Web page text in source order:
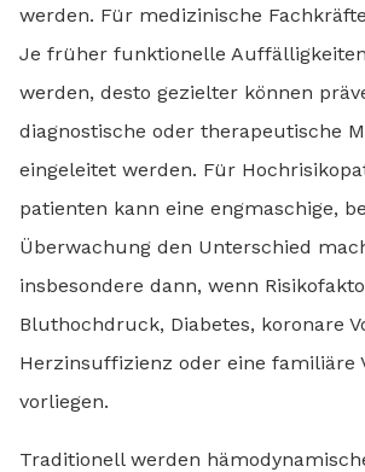
werden. Für medizinische
Je früher funktionelle
werden, desto gezielter können
diagnostische oder therapeutische
eingeleitet werden. Für
patienten kann eine engmaschige,
Überwachung den Unterschied
insbesondere dann, wenn
Bluthochdruck, Diabetes, koronare
Herzinsuffizienz oder eine familiäre
vorliegen.
Traditionell werden